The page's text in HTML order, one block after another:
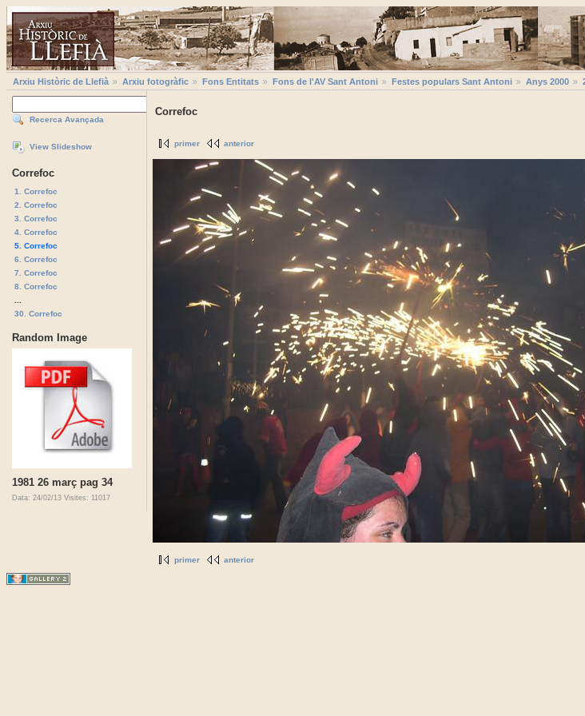
Arxiu Històric de Llefià Arxiu fotogràfic Fons Entitats Fons de l'AV Sant Antoni Festes populars Sant Antoni Anys 2000
Recerca Avançada
View Slideshow
Correfoc
1. Correfoc
2. Correfoc
3. Correfoc
4. Correfoc
5. Correfoc
6. Correfoc
7. Correfoc
8. Correfoc
30. Correfoc
Random Image
1981 26 març pag 34
Data: 24/02/13 Visites: 11017
Correfoc
primer anterior
primer anterior